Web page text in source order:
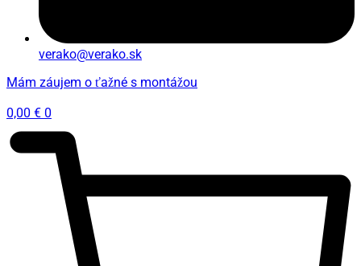
verako@verako.sk
Mám záujem o ťažné s montážou
0,00 € 0